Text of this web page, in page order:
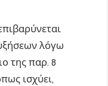
λόγω
της παρ. 8
ισχύει,